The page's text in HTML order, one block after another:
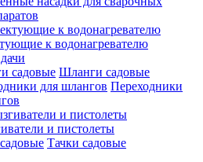
к водонагревателю
Шланги садовые
Переходники
и пистолеты
Тачки садовые